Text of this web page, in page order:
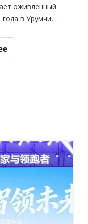
оживленный
в Урумчи,